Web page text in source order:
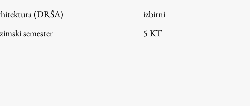
(DRŠA)
semester
izbirni
5 KT